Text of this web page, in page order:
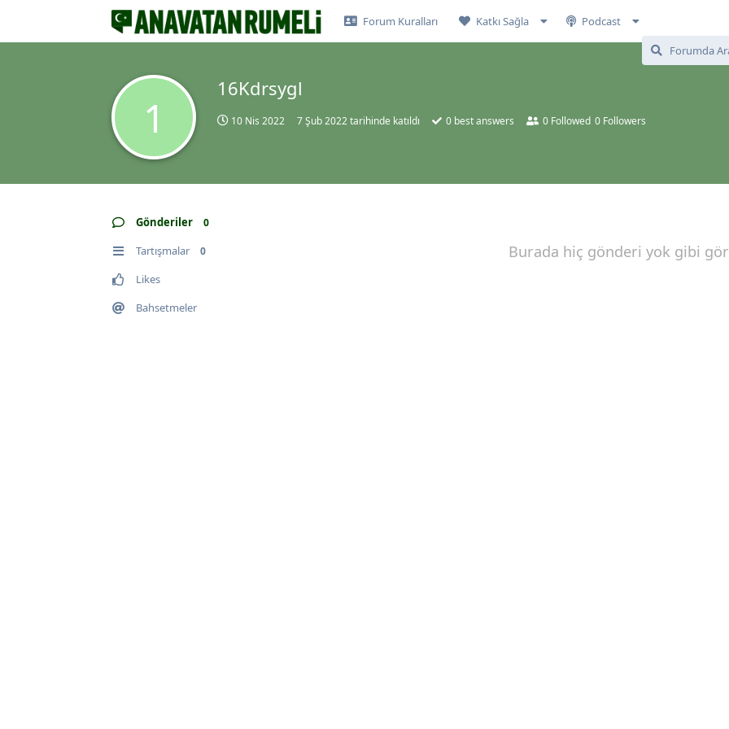
Forum Kuralları Katkı Sağla Podcast
1
16Kdrsygl
10 Nis 2022 7 Şub 2022tarihinde katıldı 0 best answers 0 Followed 0 Followers
Gönderiler 0
Tartışmalar 0
Likes
Bahsetmeler
Burada hiç gönderi yok gibi